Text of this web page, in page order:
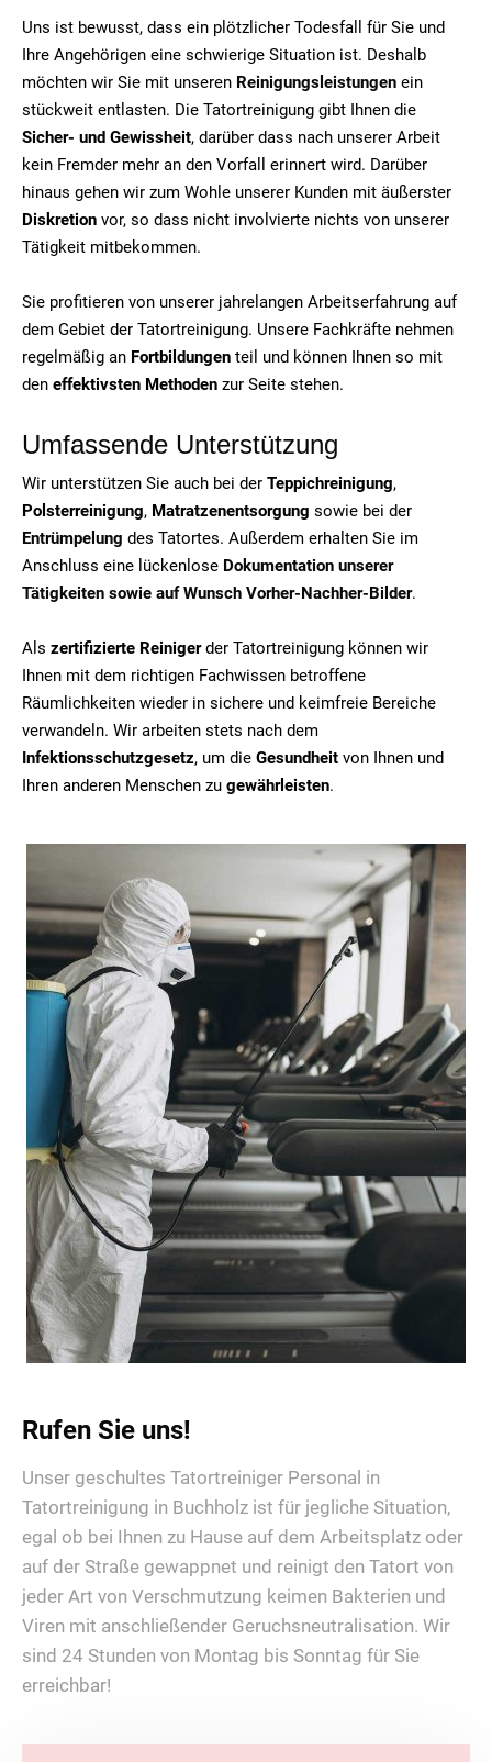
Uns ist bewusst, dass ein plötzlicher Todesfall für Sie und
Ihre Angehörigen eine schwierige Situation ist. Deshalb
möchten wir Sie mit unseren Reinigungsleistungen ein
stückweit entlasten. Die Tatortreinigung gibt Ihnen die
Sicher- und Gewissheit, darüber dass nach unserer Arbeit
kein Fremder mehr an den Vorfall erinnert wird. Darüber
hinaus gehen wir zum Wohle unserer Kunden mit äußerster
Diskretion vor, so dass nicht involvierte nichts von unserer
Tätigkeit mitbekommen.
Sie profitieren von unserer jahrelangen Arbeitserfahrung auf
dem Gebiet der Tatortreinigung. Unsere Fachkräfte nehmen
regelmäßig an Fortbildungen teil und können Ihnen so mit
den effektivsten Methoden zur Seite stehen.
Umfassende Unterstützung
Wir unterstützen Sie auch bei der Teppichreinigung,
Polsterreinigung, Matratzenentsorgung sowie bei der
Entrümpelung des Tatortes. Außerdem erhalten Sie im
Anschluss eine lückenlose Dokumentation unserer
Tätigkeiten sowie auf Wunsch Vorher-Nachher-Bilder.
Als zertifizierte Reinigerder Tatortreinigung können wir
Ihnen mit dem richtigen Fachwissen betroffene
Räumlichkeiten wieder in sichere und keimfreie Bereiche
verwandeln. Wir arbeiten stets nach dem
Infektionsschutzgesetz, um die Gesundheit von Ihnen und
Ihren anderen Menschen zu gewährleisten.
Rufen Sie uns!
Unser geschultes Tatortreiniger Personal in
Tatortreinigung in Buchholz ist für jegliche Situation,
egal ob bei Ihnen zu Hause auf dem Arbeitsplatz oder
auf der Straße gewappnet und reinigt den Tatort von
jeder Art von Verschmutzung keimen Bakterien und
Viren mit anschließender Geruchsneutralisation. Wir
sind 24 Stunden von Montag bis Sonntag für Sie
erreichbar!